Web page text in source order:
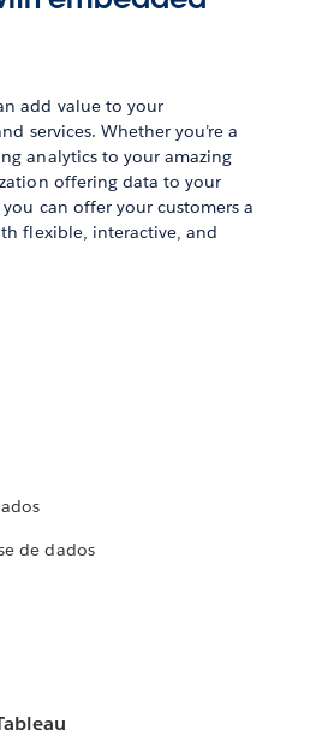
add value to your
services. Whether you’re a
analytics to your amazing
offering data to your
can offer your customers a
flexible, interactive, and
de dados